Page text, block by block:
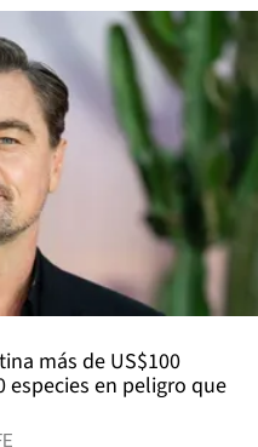
más de US$100
especies en peligro que